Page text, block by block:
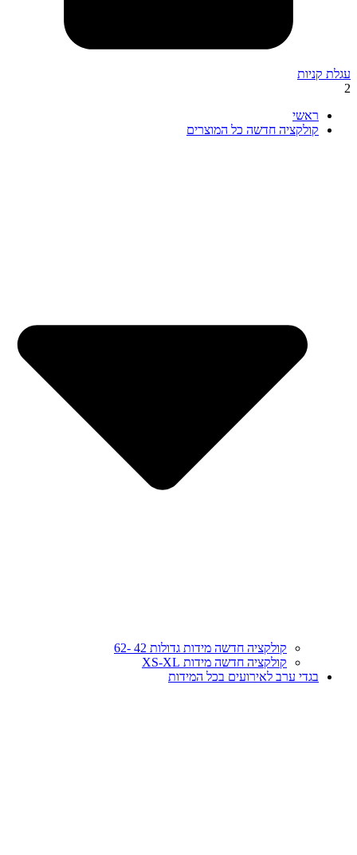
עגלת קניות
2
ראשי
קולקציה חדשה כל המוצרים
קולקציה חדשה מידות גדולות 42 -62
קולקציה חדשה מידות XS-XL
בגדי ערב לאירועים בכל המידות